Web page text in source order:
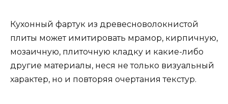
Кухонный фартук из древесноволокнистой
плиты может имитировать мрамор, кирпичную,
мозаичную, плиточную кладку и какие-либо
другие материалы, неся не только визуальный
характер, но и повторяя очертания текстур.